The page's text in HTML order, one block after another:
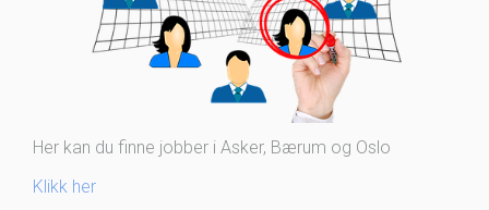
Her kan du finne jobber i Asker, Bærum og Oslo
Klikk her